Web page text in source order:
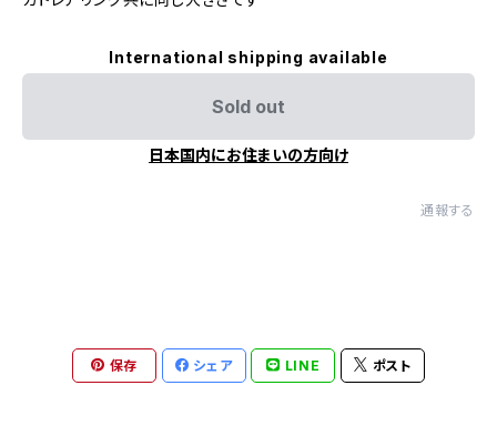
International shipping available
Sold out
日本国内にお住まいの方向け
通報する
保存 シェア LINE ポスト